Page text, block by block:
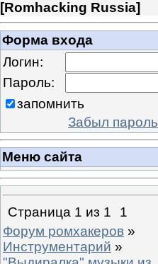
[Romhacking Russia]
Форма входа
Логин:
Пароль:
запомнить
Забыл пароль
Меню сайта
Страница 1 из 1
1
Форум ромхакеров »
Инструментарий »